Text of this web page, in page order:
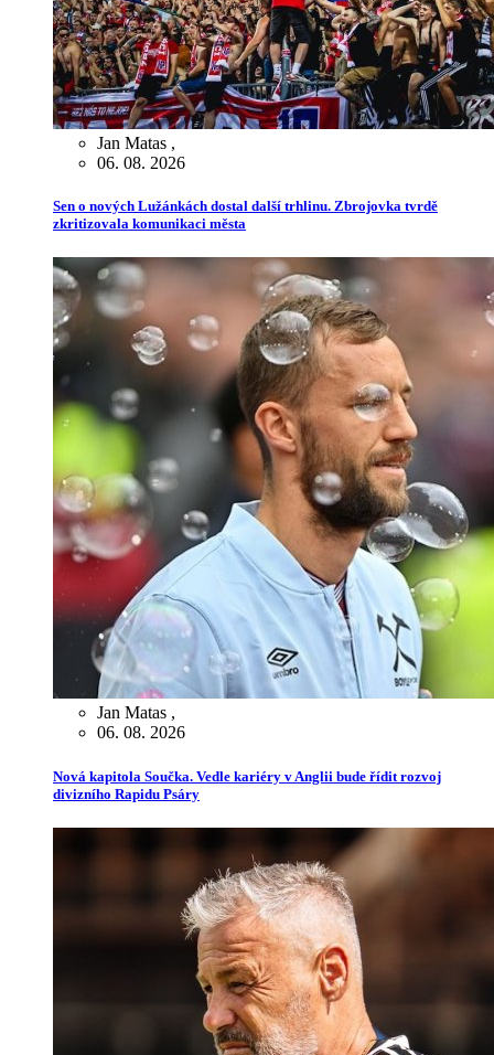
Jan Matas ,
06. 08. 2026
Sen o nových Lužánkách dostal další trhlinu. Zbrojovka tvrdě
zkritizovala komunikaci města
Jan Matas ,
06. 08. 2026
Nová kapitola Součka. Vedle kariéry v Anglii bude řídit rozvoj
divizního Rapidu Psáry